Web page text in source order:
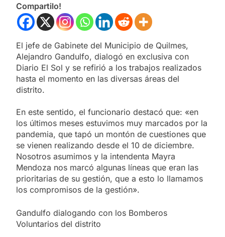
Compartilo!
El jefe de Gabinete del Municipio de Quilmes,
Alejandro Gandulfo, dialogó en exclusiva con
Diario El Sol y se refirió a los trabajos realizados
hasta el momento en las diversas áreas del
distrito.
En este sentido, el funcionario destacó que: «en
los últimos meses estuvimos muy marcados por la
pandemia, que tapó un montón de cuestiones que
se vienen realizando desde el 10 de diciembre.
Nosotros asumimos y la intendenta Mayra
Mendoza nos marcó algunas líneas que eran las
prioritarias de su gestión, que a esto lo llamamos
los compromisos de la gestión».
Gandulfo dialogando con los Bomberos
Voluntarios del distrito